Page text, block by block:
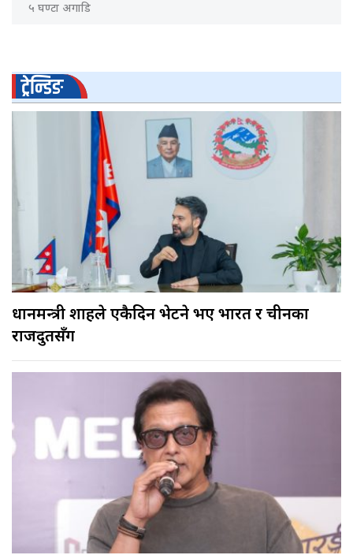
५ घण्टा अगाडि
ट्रेन्डिङ
प्रधानमन्त्री शाहले एकैदिन भेटने भए भारत र चीनका
राजदुतसँग